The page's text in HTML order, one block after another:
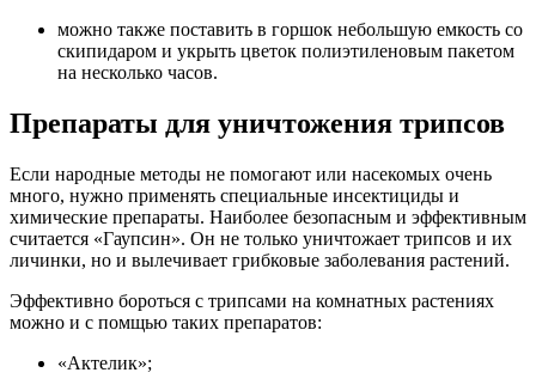
можно также поставить в горшок небольшую емкость со
скипидаром и укрыть цветок полиэтиленовым пакетом
на несколько часов.
Препараты для уничтожения трипсов
Если народные методы не помогают или насекомых очень
много, нужно применять специальные инсектициды и
химические препараты. Наиболее безопасным и эффективным
считается «Гаупсин». Он не только уничтожает трипсов и их
личинки, но и вылечивает грибковые заболевания растений.
Эффективно бороться с трипсами на комнатных растениях
можно и с помщью таких препаратов:
«Актелик»;